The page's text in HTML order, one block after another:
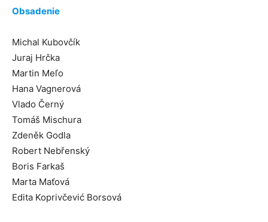
Obsadenie
Michal Kubovčík
Juraj Hrčka
Martin Meľo
Hana Vagnerová
Vlado Černý
Tomáš Mischura
Zdeněk Godla
Robert Nebřenský
Boris Farkaš
Marta Maťová
Edita Koprivčević Borsová